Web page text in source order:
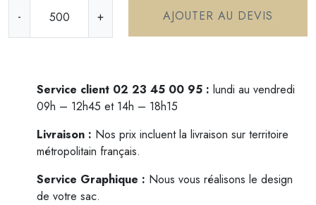
-
a
+ AJOUTER AU DEVIS
Service client 02 23 45 00 95 : lundi au vendredi
09h – 12h45 et 14h – 18h15
Livraison : Nos prix incluent la livraison sur territoire
métropolitain français.
Service Graphique : Nous vous réalisons le design
de votre sac.